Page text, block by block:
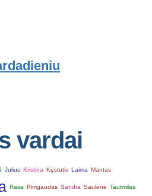
vardai
Julius Kristina Kęstutis Laima Mantas
Rasa Rimgaudas Sandra Saulenė Tautmilas